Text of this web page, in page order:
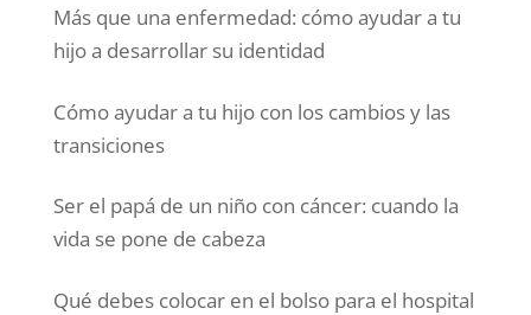
Más que una enfermedad: cómo ayudar a tu
hijo a desarrollar su identidad
Cómo ayudar a tu hijo con los cambios y las
transiciones
Ser el papá de un niño con cáncer: cuando la
vida se pone de cabeza
Qué debes colocar en el bolso para el hospital